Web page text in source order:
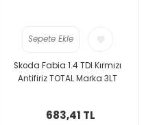
Sepete Ekle
Skoda Fabia 1.4 TDI Kırmızı
Antifiriz TOTAL Marka 3LT
683,41 TL